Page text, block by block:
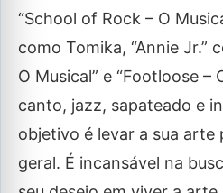
“School of Rock – O
como Tomika, “Annie Jr.”
O Musical” e “Footloose –
canto, jazz, sapateado e
objetivo é levar a sua arte
geral. É incansável na